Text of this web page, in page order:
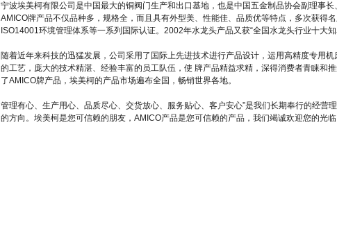
宁波埃美柯有限公司是中国最大的铜阀门生产和出口基地，也是中国五金制品协会副理事长
AMICO牌产品不仅品种多，规格全，而且具有外型美、性能佳、品质优等特点，多次获得
ISO14001环境管理体系等一系列国际认证。2002年水龙头产品又获“全国水龙头行业十大知
随着近年来科技的迅猛发展，公司采用了国际上先进技术进行产品设计，运用高精度专用
的工艺，庞大的技术精湛、经验丰富的员工队伍，使 牌产品精益求精，深得消费者青睐和
了AMICO牌产品，埃美柯的产品市场遍布全国，畅销世界各地。
管理有心、生产用心、品质尽心、交货放心、服务贴心、客户安心”是我们长期奉行的经营
的方向。埃美柯是您可信赖的朋友，AMICO产品是您可信赖的产品，我们竭诚欢迎您的光临